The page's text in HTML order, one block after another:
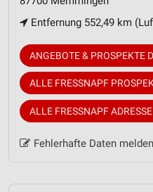
Entfernung 552,49 km
ANGEBOTE & PROSPEKTE
ALLE FRESSNAPF
ALLE FRESSNAPF
Fehlerhafte Daten melden